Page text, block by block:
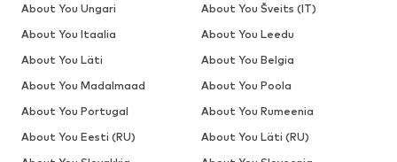
About You Ungari
About You Šveits (IT)
About You Itaalia
About You Leedu
About You Läti
About You Belgia
About You Madalmaad
About You Poola
About You Portugal
About You Rumeenia
About You Eesti (RU)
About You Läti (RU)